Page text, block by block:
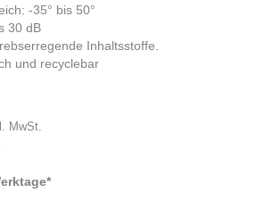
-35° bis 50°
30 dB
Inhaltsstoffe.
und recyclebar
MwSt.